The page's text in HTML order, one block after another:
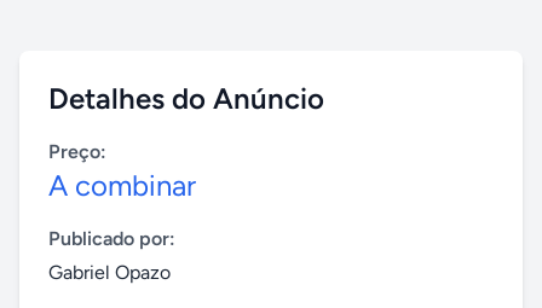
Detalhes do Anúncio
Preço:
A combinar
Publicado por:
Gabriel Opazo